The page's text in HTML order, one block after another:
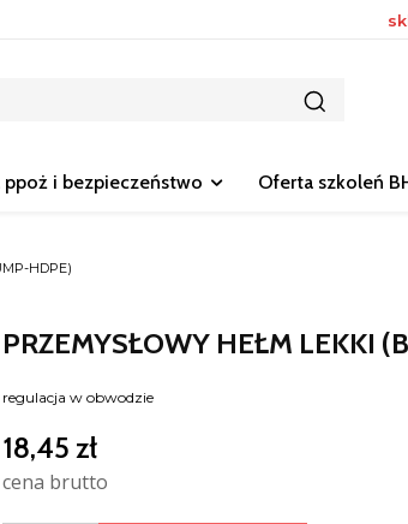
ppoż i bezpieczeństwo Oferta szkoleń
HDPE)
PRZEMYSŁOWY HEŁM LEKKI
regulacja w obwodzie
18,45 zł
cena brutto